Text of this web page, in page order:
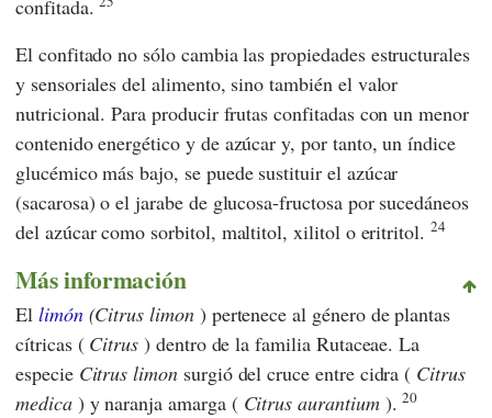
confitada.
El confitado no sólo cambia las propiedades estructurales
y sensoriales del alimento, sino también el valor
nutricional. Para producir frutas confitadas con un menor
contenido energético y de azúcar y, por tanto, un índice
glucémico más bajo, se puede sustituir el azúcar
(sacarosa) o el jarabe de glucosa-fructosa por sucedáneos
del azúcar como sorbitol, maltitol, xilitol o eritritol. 24
Más información
El limón (Citrus limon) pertenece al género de plantas
cítricas ( Citrus ) dentro de la familia Rutaceae. La
especie Citrus limonsurgió del cruce entre cidra ( Citrus
medica) y naranja amarga ( Citrus aurantium).20